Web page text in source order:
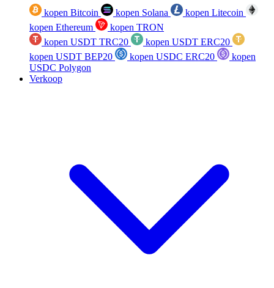
kopen Bitcoin kopen Solana
kopen Litecoin
kopen Ethereum
kopen TRON
kopen USDT TRC20
kopen USDT ERC20
kopen USDT BEP20
kopen USDC ERC20
kopen
USDC Polygon
Verkoop